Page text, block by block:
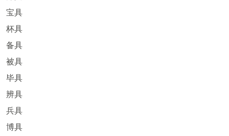
宝具
杯具
备具
被具
毕具
辨具
兵具
博具